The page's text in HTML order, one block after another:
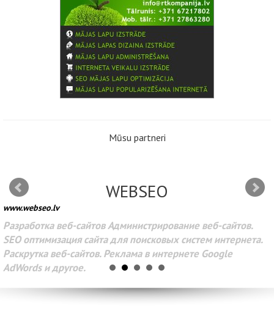
Mūsu partneri
WEBSEO
www.webseo.lv
Разработка веб-сайтов Администрирование веб-сайтов.
SEO оптимизация сайта для поисковых систем интернета.
Раскрутка веб-сайтов. Реклама в интернете Google
AdWords и другое.